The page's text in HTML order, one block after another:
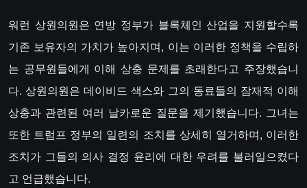
워런 상원의원은 연방 정부가 블록체인 산업을 지원할수록
기존 보유자의 가치가 높아지며, 이는 이러한 정책을 수립하
는 공무원들에게 이해 상충 문제를 초래한다고 주장했습니
다. 상원의원은 데이비드 색스와 그의 동료들의 잠재적 이해
상충과 관련된 여러 날카로운 질문을 제기했습니다. 그녀는
또한 트럼프 정부의 일련의 조치를 상세히 열거하며, 이러한
조치가 그들의 의사 결정 윤리에 대한 우려를 불러일으켰다
고 언급했습니다.